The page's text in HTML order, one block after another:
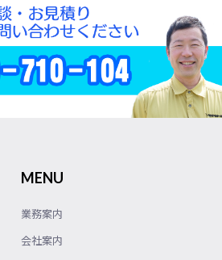
MENU
業務案内
会社案内